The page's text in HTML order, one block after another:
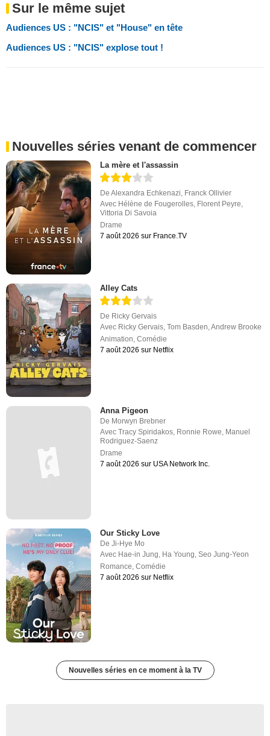
Sur le même sujet
Audiences US : "NCIS" et "House" en tête
Audiences US : "NCIS" explose tout !
Nouvelles séries venant de commencer
La mère et l'assassin
DeAlexandra Echkenazi, Franck Ollivier
Avec Hélène de Fougerolles, Florent Peyre,
Vittoria Di Savoia
Drame
7 août 2026 sur France.TV
Alley Cats
De Ricky Gervais
Avec Ricky Gervais ,Tom Basden ,Andrew Brooke
Animation ,Comédie
7 août 2026 sur Netflix
Anna Pigeon
De Morwyn Brebner
AvecTracy Spiridakos, Ronnie Rowe, Manuel
Rodriguez-Saenz
Drame
7 août 2026 sur USA Network Inc.
Our Sticky Love
DeJi-Hye Mo
Avec Hae-in Jung, Ha Young,Seo Jung-Yeon
Romance,Comédie
7 août 2026 sur Netflix
Nouvelles séries en ce moment à la TV